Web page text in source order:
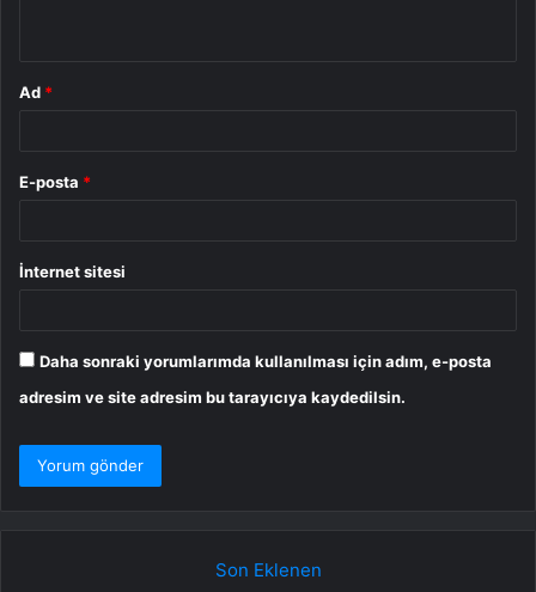
Ad *
E-posta *
İnternet sitesi
Daha sonraki yorumlarımda kullanılması için adım, e-posta
adresim ve site adresim bu tarayıcıya kaydedilsin.
Son Eklenen